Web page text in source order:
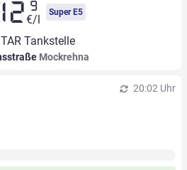
9
€/l
Super E5
Tankstelle
Mockrehna
20:02 Uhr